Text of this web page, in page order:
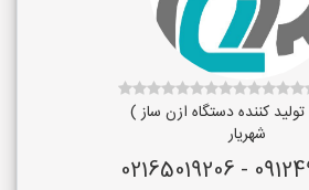
تولید کننده دستگاه ازن ساز )
شهریار